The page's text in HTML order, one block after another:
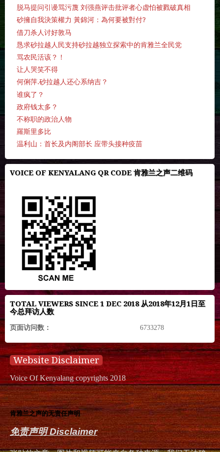
脱马提问引谩骂污蔑 刘强燕评击批评者心虚怕被戮破真相
砂擁自我決策權力 黃錦河：為何要被對付?
借刀杀人讨好敦马
恳求砂拉越人民支持砂拉越独立探索中的肯雅兰全民党
骂农民活该？！
让人哭笑不得
何俐萍.砂拉越人还心系纳吉？
谁疯了？
政府钱太多？
不称职的政治人物
羅斯里多比
温利山：首长及内阁部长 应带头接种疫苗
VOICE OF KENYALANG QR CODE 肯雅兰之声二维码
TOTAL VIEWERS SINCE 1 DEC 2018 从2018年12月1日至
今总拜访人数
页面访问数： 6733278
Website Disclaimer
Voice Of Kenyalang copyrights 2018
肯雅兰之声的无责任声明
免责声明 Disclaimer